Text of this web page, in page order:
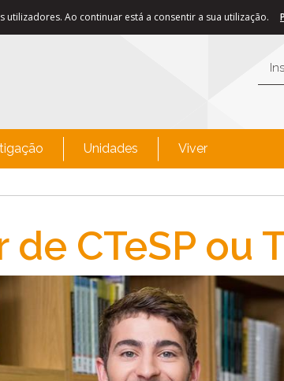
Ao continuar está a consentir a sua utilização.
Unidades Viver
de CTeSP ou